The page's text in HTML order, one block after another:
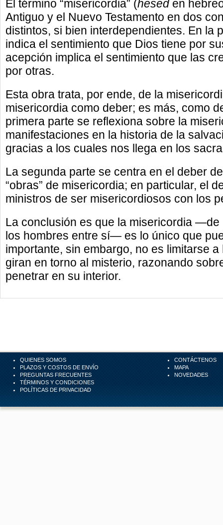
El término “misericordia” (hesed en
Antiguo y el Nuevo Testamento en dos
distintos, si bien interdependientes. En la
indica el sentimiento que Dios tiene por
acepción implica el sentimiento que las
por otras.
Esta obra trata, por ende, de la
misericordia como deber; es más, como
primera parte se reflexiona sobre la
manifestaciones en la historia de la
gracias a los cuales nos llega en los
La segunda parte se centra en el deber
“obras” de misericordia; en particular, el
ministros de ser misericordiosos con los
La conclusión es que la misericordia
los hombres entre sí— es lo único que
importante, sin embargo, no es limitarse
giran en torno al misterio, razonando
penetrar en su interior.
QUIENES SOMOS
PLAZOS Y COSTOS DE ENVÍO
PREGUNTAS FRECUENTES
TÉRMINOS Y CONDICIONES
POLÍTICAS DE PRIVACIDAD
CONTÁCTENOS
MAPA
NOVEDADES